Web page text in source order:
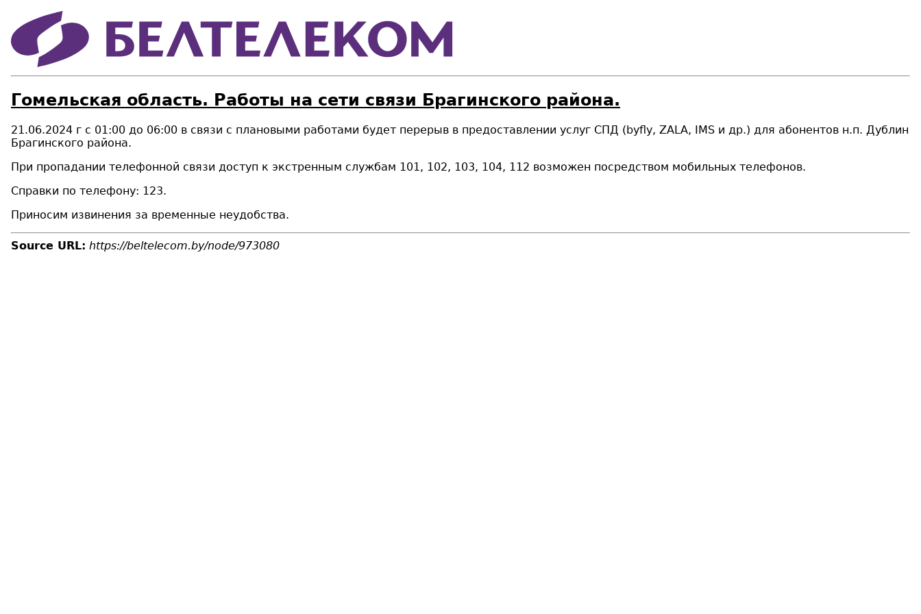
Гомельская область. Работы на сети связи Брагинского района.
21.06.2024 г с 01:00 до 06:00 в связи с плановыми работами будет перерыв в предоставлении услуг СПД (byfly, ZALA, IMS и др.) для абонентов н.п. Дублин
Брагинского района.
При пропадании телефонной связи доступ к экстренным службам 101, 102, 103, 104, 112 возможен посредством мобильных телефонов.
Справки по телефону: 123.
Приносим извинения за временные неудобства.
Source URL: https://beltelecom.by/node/973080